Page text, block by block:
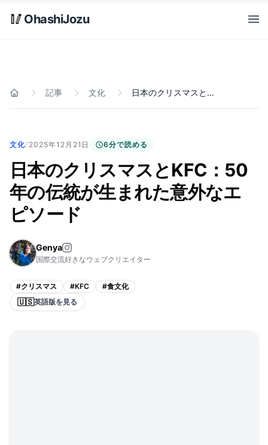
Skip to main content
🥢 OhashiJozu
ホーム 記事 文化 日本のクリスマスとKFC：50年の伝統が生まれた意外なエピソード
文化/ 2025年12月21日 6分で読める
日本のクリスマスとKFC：50
年の伝統が生まれた意外なエ
ピソード
Genya
国際交流好きなウェブクリエイター
#クリスマス #KFC #食文化
🇺🇸英語版を見る